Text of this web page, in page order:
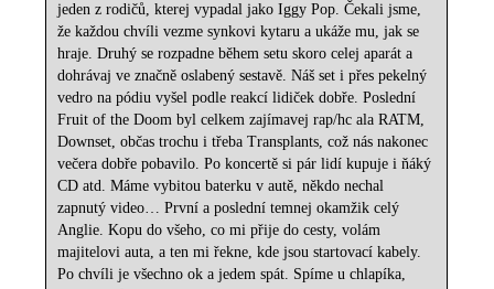
jeden z rodičů, kterej vypadal jako Iggy Pop. Čekali jsme,
že každou chvíli vezme synkovi kytaru a ukáže mu, jak se
hraje. Druhý se rozpadne během setu skoro celej aparát a
dohrávaj ve značně oslabený sestavě. Náš set i přes pekelný
vedro na pódiu vyšel podle reakcí lidiček dobře. Poslední
Fruit of the Doom byl celkem zajímavej rap/hc ala RATM,
Downset, občas trochu i třeba Transplants, což nás nakonec
večera dobře pobavilo. Po koncertě si pár lidí kupuje i ňáký
CD atd. Máme vybitou baterku v autě, někdo nechal
zapnutý video… První a poslední temnej okamžik celý
Anglie. Kopu do všeho, co mi přije do cesty, volám
majitelovi auta, a ten mi řekne, kde jsou startovací kabely.
Po chvíli je všechno ok a jedem spát. Spíme u chlapíka,